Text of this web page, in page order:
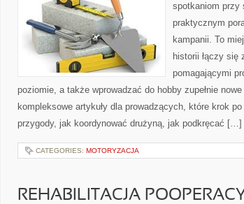
spotkaniom przy
praktycznym
kampanii. To
historii łączy się
pomagającymi
poziomie, a także wprowadzać do hobby zupełnie
kompleksowe artykuły dla prowadzących, które krok
przygody, jak koordynować drużyną, jak podkręcać […]
CATEGORIES: MOTORYZACJA
REHABILITACJA